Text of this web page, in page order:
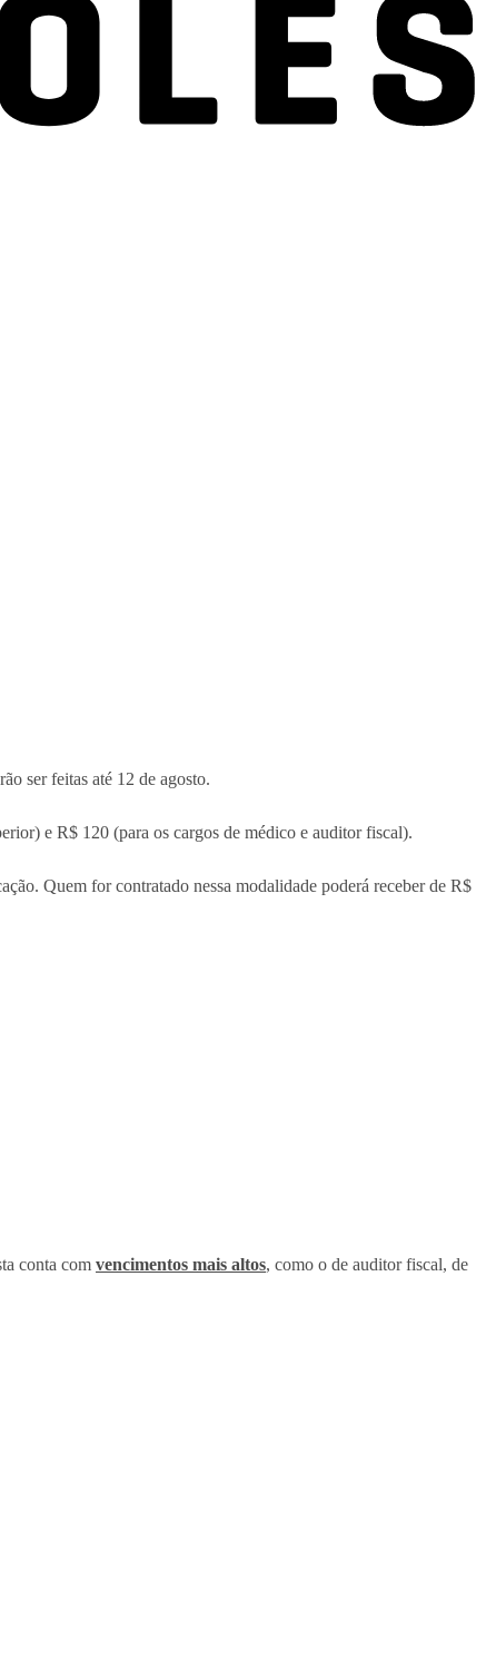
ser feitas até 12 de agosto.
e R$ 120 (para os cargos de médico e auditor fiscal).
Quem for contratado nessa modalidade poderá receber de R$
conta com vencimentos mais altos, como o de auditor fiscal, de